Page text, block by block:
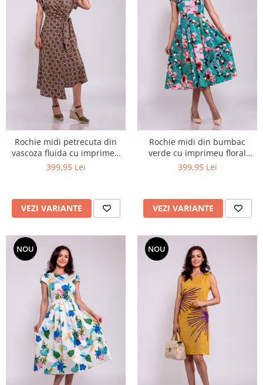
Rochie midi petrecuta din
vascoza fluida cu imprimeu
geometric kaki si burgundy
399,95 Lei
VEZI VARIANTE
Rochie midi din bumbac
verde cu imprimeu floral
exotic
399,95 Lei
VEZI VARIANTE
NOU NOU